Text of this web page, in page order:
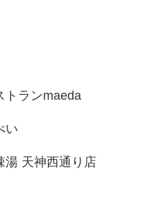
トランmaeda
い
湯 天神西通り店